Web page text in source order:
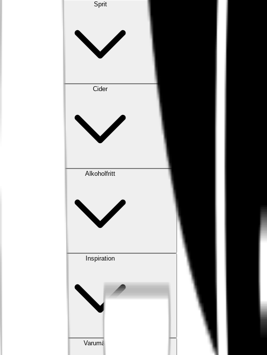
Sprit
Cider
Alkoholfritt
Inspiration
Varumärken